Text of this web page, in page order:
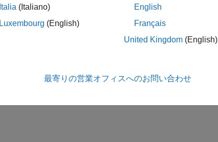
Italia (Italiano)
Luxembourg (English)
English
Français
United Kingdom (English)
最寄りの営業オフィスへのお問い合わせ